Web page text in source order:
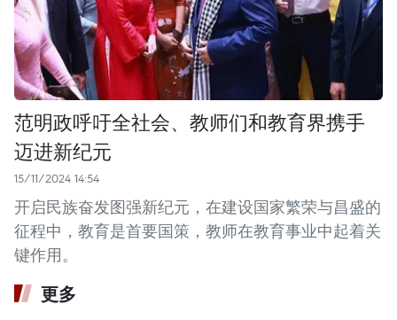
范明政呼吁全社会、教师们和教育界携手
迈进新纪元
15/11/2024 14:54
开启民族奋发图强新纪元，在建设国家繁荣与昌盛的
征程中，教育是首要国策，教师在教育事业中起着关
键作用。
更多